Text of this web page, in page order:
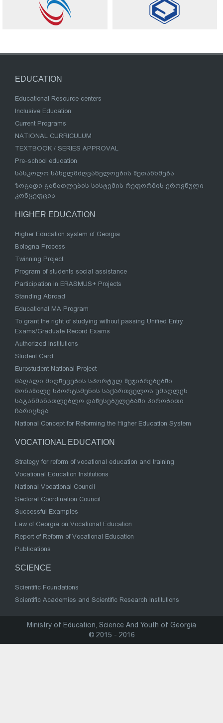
EDUCATION
Educational Resource centers
Inclusive Education
Current Programs
NATIONAL CURRICULUM
TEXTBOOK / SERIES APPROVAL
Pre-school education
სასკოლო სახელმძღვანელოების შეთანხმება
ზოგადი განათლების სისტემის რეფორმის ეროვნული
კონცეფცია
HIGHER EDUCATION
Higher Education system of Georgia
Bologna Process
Twinning Project
Program of students social assistance
Participation in ERASMUS+ Projects
Standing Abroad
Educational MA Program
To grant the right of studying without passing Unified Entry
Exams/Graduate Record Exams
Authorized Institutions
Student Card
Eurostudent National Project
მაღალი მიღწევების სპორტულ შეჯიბრებებში
მონაწილე სპორტსმენის საქართველოს უმაღლეს
საგანმანათლებლო დაწესებულებაში პირობითი
ჩარიცხვა
National Concept for Reforming the Higher Education System
VOCATIONAL EDUCATION
Strategy for reform of vocational education and training
Vocational Education Institutions
National Vocational Council
Sectoral Coordination Council
Successful Examples
Law of Georgia on Vocational Education
Report of Reform of Vocational Education
Publications
SCIENCE
Scientific Foundations
Scientific Academies and Scientific Research Institutions
Ministry of Education, Science And Youth of Georgia
© 2015 - 2016